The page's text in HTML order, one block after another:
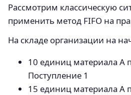
Рассмотрим классическую
применить метод FIFO на
На складе организации на
10 единиц материала А
Поступление 1
15 единиц материала А